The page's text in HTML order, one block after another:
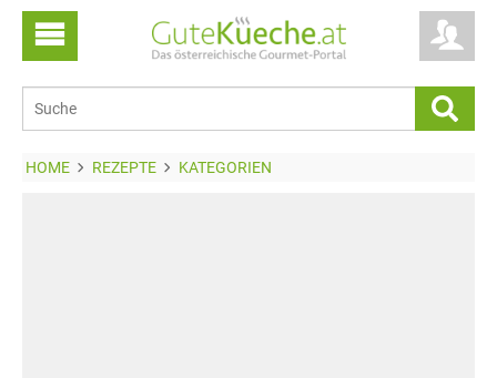
HOME REZEPTE KATEGORIEN